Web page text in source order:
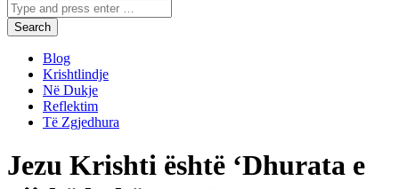
Blog
Krishtlindje
Në Dukje
Reflektim
Të Zgjedhura
Jezu Krishti është ‘Dhurata e